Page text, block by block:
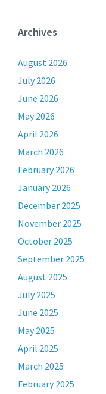
Archives
August 2026
July 2026
June 2026
May 2026
April 2026
March 2026
February 2026
January 2026
December 2025
November 2025
October 2025
September 2025
August 2025
July 2025
June 2025
May 2025
April 2025
March 2025
February 2025